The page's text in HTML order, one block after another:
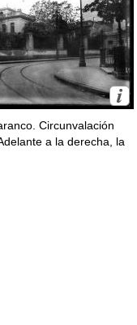
Circunvalación
a la derecha, la